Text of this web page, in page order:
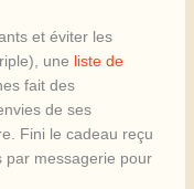
et éviter les
une liste de
fait des
de ses
Fini le cadeau reçu
par messagerie pour